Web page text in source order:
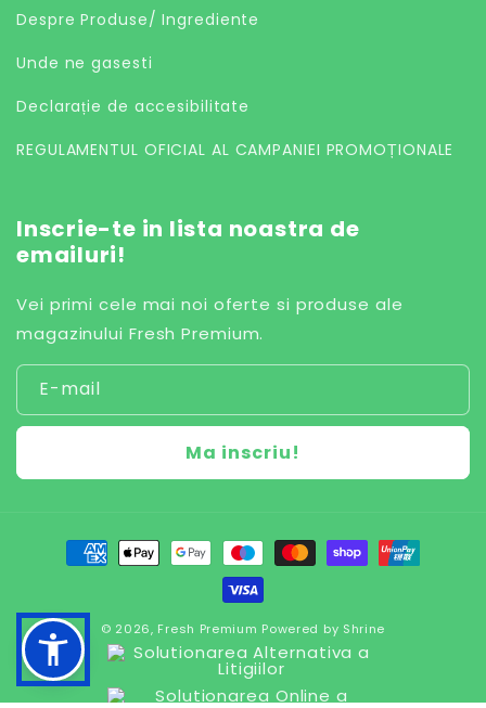
Despre Produse/ Ingrediente
Unde ne gasesti
Declarație de accesibilitate
REGULAMENTUL OFICIAL AL CAMPANIEI PROMOȚIONALE
Inscrie-te in lista noastra de
emailuri!
Vei primi cele mai noi oferte si produse ale
magazinului Fresh Premium.
E-mail
Ma inscriu!
o
e
© 2026, Fresh Premium Powered by Shrine